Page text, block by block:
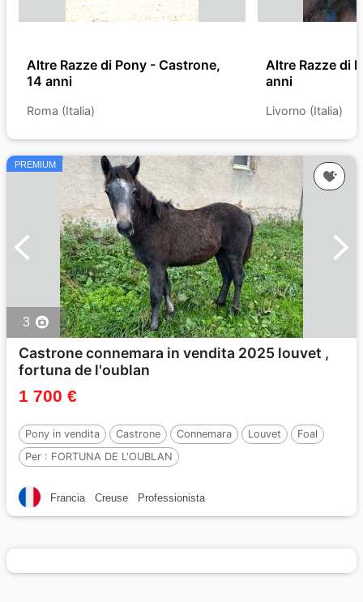
Altre Razze di Pony - Castrone,
14 anni
Roma (Italia)
Altre Razze di
anni
Livorno (Italia)
PREMIUM
3
Castrone connemara in vendita 2025 louvet ,
fortuna de l'oublan
1 700 €
Pony in vendita Castrone Connemara Louvet
Foal
Per : FORTUNA DE L'OUBLAN
Francia Creuse Professionista